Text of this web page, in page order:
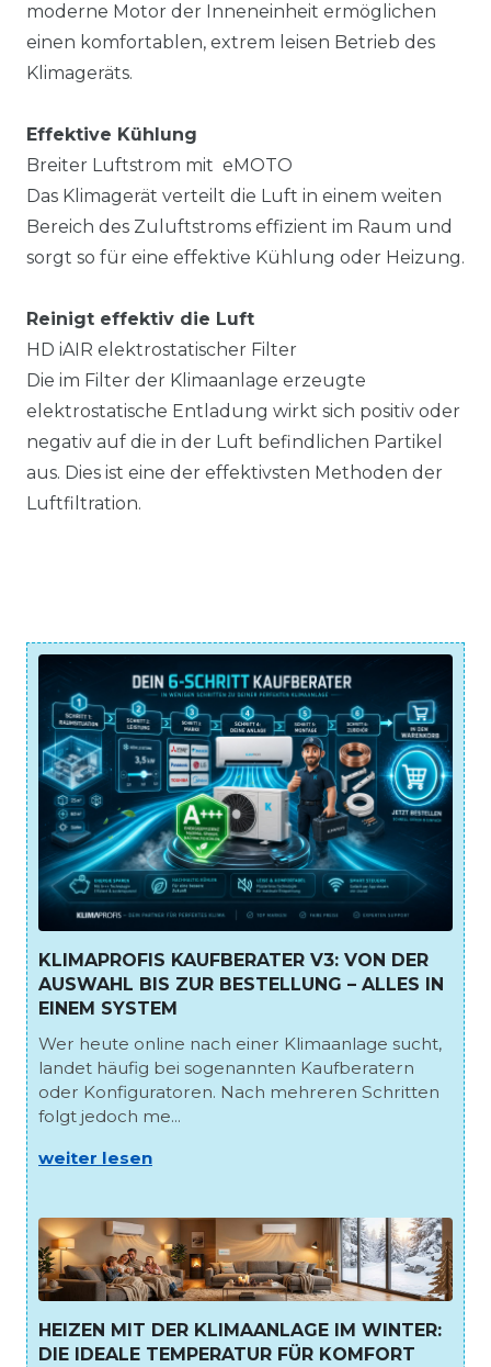
moderne Motor der Inneneinheit ermöglichen
einen komfortablen, extrem leisen Betrieb des
Klimageräts.
Effektive Kühlung
Breiter Luftstrom mit eMOTO
Das Klimagerät verteilt die Luft in einem weiten
Bereich des Zuluftstroms effizient im Raum und
sorgt so für eine effektive Kühlung oder Heizung.
Reinigt effektiv die Luft
HD iAIR elektrostatischer Filter
Die im Filter der Klimaanlage erzeugte
elektrostatische Entladung wirkt sich positiv oder
negativ auf die in der Luft befindlichen Partikel
aus. Dies ist eine der effektivsten Methoden der
Luftfiltration.
KLIMAPROFIS KAUFBERATER V3: VON DER
AUSWAHL BIS ZUR BESTELLUNG – ALLES IN
EINEM SYSTEM
Wer heute online nach einer Klimaanlage sucht,
landet häufig bei sogenannten Kaufberatern
oder Konfiguratoren. Nach mehreren Schritten
folgt jedoch me...
weiter lesen
HEIZEN MIT DER KLIMAANLAGE IM WINTER:
DIE IDEALE TEMPERATUR FÜR KOMFORT